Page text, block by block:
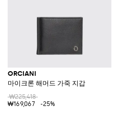
ORCIANI
마이크론 해머드 가죽 지갑
₩225,418
₩169,067
-25%